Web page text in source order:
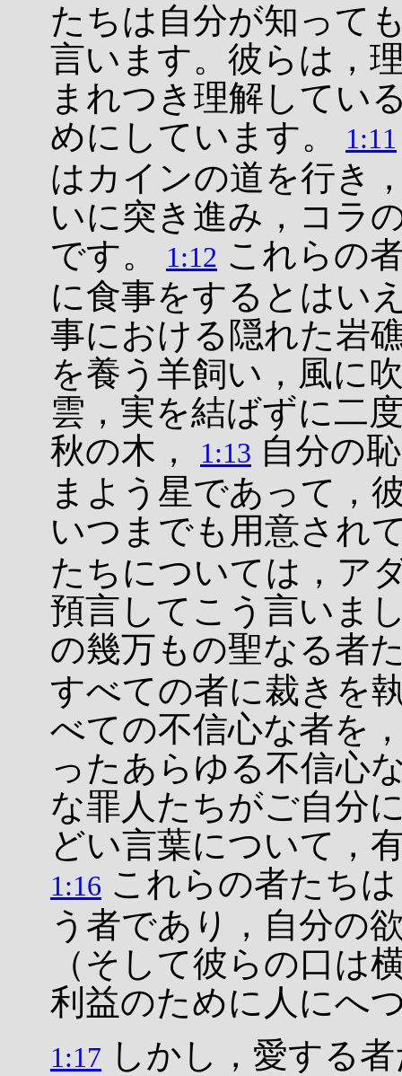
たちは自分が知って
言います。彼らは，
まれつき理解してい
めにしています。
1:11
はカインの道を行き
いに突き進み，コラ
です。
1:12 これらの
に食事をするとはい
事における隠れた岩
を養う羊飼い，風に
雲，実を結ばずに二
秋の木，
1:13 自分の
まよう星であって，
いつまでも用意され
たちについては，ア
預言してこう言いま
の幾万もの聖なる者
すべての者に裁きを
べての不信心な者を
ったあらゆる不信心
な罪人たちがご自分
どい言葉について，
1:16 これらの者たち
う者であり，自分の
（そして彼らの口は
利益のために人にへ
1:17 しかし，愛する